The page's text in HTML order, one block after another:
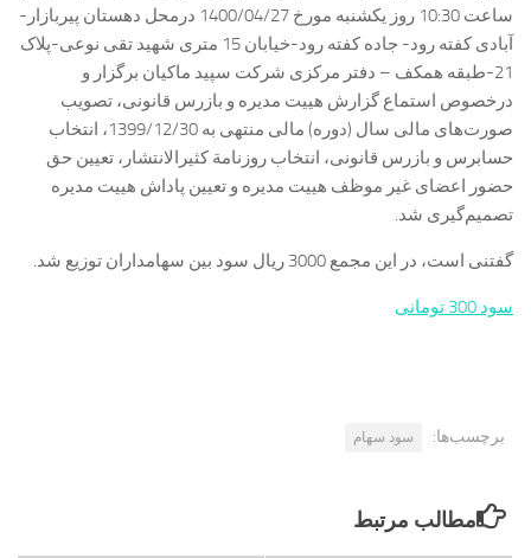
ساعت 10:30 روز یکشنبه مورخ 1400/04/27 درمحل دهستان پیربازار-
آبادی کفته رود- جاده کفته رود-خیابان 15 متری شهید تقی نوعی-پلاک
21-طبقه همکف – دفتر مرکزی شرکت سپید ماکیان برگزار و
درخصوص استماع گزارش هیيت مدیره و بازرس قانونی، تصویب
صورت‌های مالی سال (دوره) مالی منتهی به 1399/12/30، انتخاب
حسابرس و بازرس قانونی، انتخاب روزنامة کثیر‌الانتشار، تعیین حق
حضور اعضای غیر موظف هیيت مدیره و تعیین پاداش هیيت مدیره
تصمیم‌گیری شد.
گفتنی است، در این مجمع 3000 ریال سود بین سهامداران توزیع شد.
سود 300 تومانی
برچسب‌ها: سود سهام
مطالب مرتبط